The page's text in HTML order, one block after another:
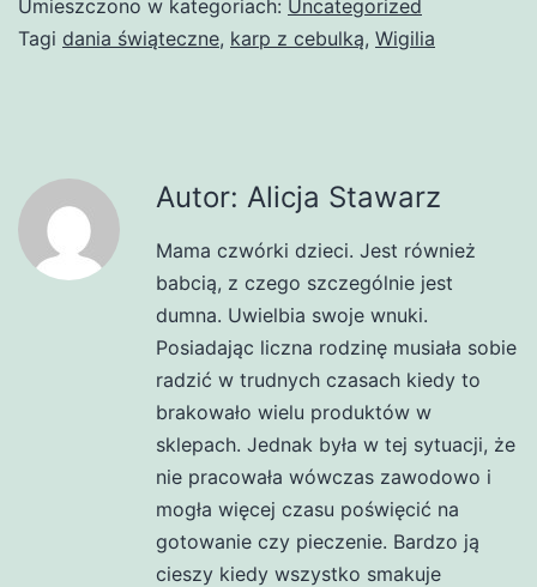
Umieszczono w kategoriach: Uncategorized
Tagi dania świąteczne, karp z cebulką, Wigilia
Autor: Alicja Stawarz
Mama czwórki dzieci. Jest również
babcią, z czego szczególnie jest
dumna. Uwielbia swoje wnuki.
Posiadając liczna rodzinę musiała sobie
radzić w trudnych czasach kiedy to
brakowało wielu produktów w
sklepach. Jednak była w tej sytuacji, że
nie pracowała wówczas zawodowo i
mogła więcej czasu poświęcić na
gotowanie czy pieczenie. Bardzo ją
cieszy kiedy wszystko smakuje